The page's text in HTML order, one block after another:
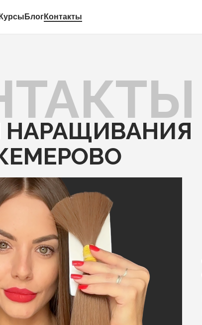
БлогКонтакты
НАРАЩИВАНИЯ